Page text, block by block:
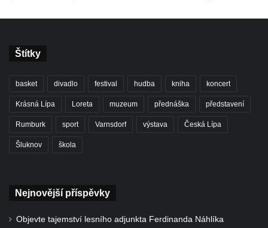
Štítky
basket divadlo festival hudba kniha koncert
Krásná Lípa Loreta muzeum přednáška představení
Rumburk sport Varnsdorf výstava Česká Lípa
Šluknov škola
Nejnovější příspěvky
Objevte tajemství lesního adjunkta Ferdinanda Náhlíka